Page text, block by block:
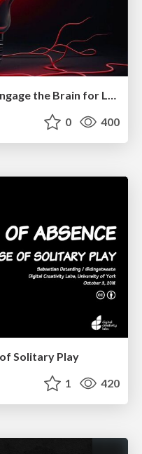
Primal Persuasion: How to Engage the Brain for Learning That Lasts
0 400
Solitary Play
1 420